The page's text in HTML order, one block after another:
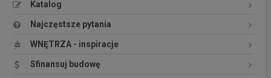
Katalog
Najczęstsze pytania
WNĘTRZA - inspiracje
Sfinansuj budowę